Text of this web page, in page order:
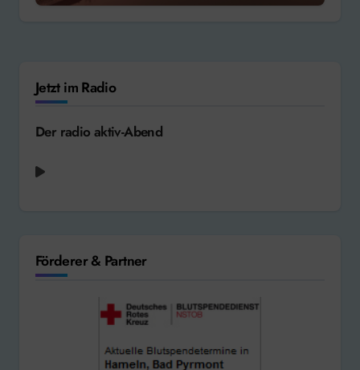
Jetzt im Radio
Der radio aktiv-Abend
Förderer & Partner